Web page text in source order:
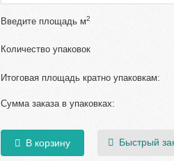
Введите площадь м2
Количество упаковок
Итоговая площадь кратно упаковкам:
Сумма заказа в упаковках:
В корзину Быстрый